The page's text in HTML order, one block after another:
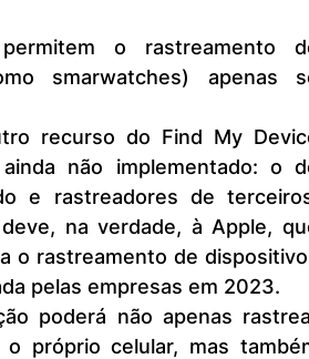
smarwatches) apenas
não implementado: o
e rastreadores de
na verdade, à Apple,
o rastreamento de
pelas empresas em 2023.
próprio celular, mas